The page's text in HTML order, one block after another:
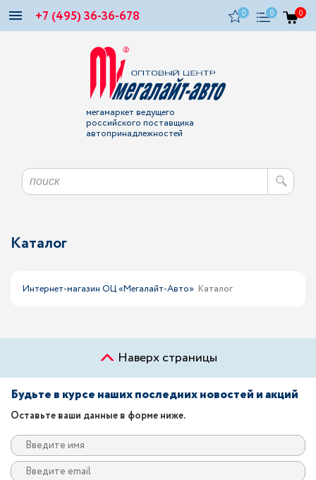
+7 (495) 36-36-678 0 0 0
мегамаркет ведущего
российского поставщика
автопринадлежностей
Каталог
Интернет-магазин ОЦ «Мегалайт-Авто» Каталог
Наверх страницы
Будьте в курсе наших последних новостей и акций
Оставьте ваши данные в форме ниже.